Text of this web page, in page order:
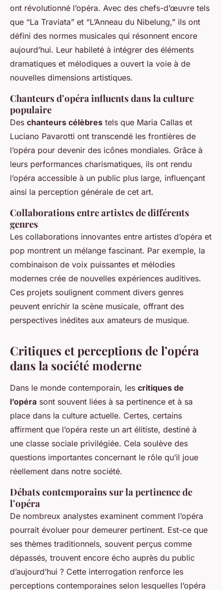
ont révolutionné l’opéra. Avec des chefs-d’œuvre tels
que “La Traviata” et “L’Anneau du Nibelung,” ils ont
défini des normes musicales qui résonnent encore
aujourd’hui. Leur habileté à intégrer des éléments
dramatiques et mélodiques a ouvert la voie à de
nouvelles dimensions artistiques.
Chanteurs d’opéra influents dans la culture
populaire
Des chanteurs célèbres tels que Maria Callas et
Luciano Pavarotti ont transcendé les frontières de
l’opéra pour devenir des icônes mondiales. Grâce à
leurs performances charismatiques, ils ont rendu
l’opéra accessible à un public plus large, influençant
ainsi la perception générale de cet art.
Collaborations entre artistes de différents
genres
Les collaborations innovantes entre artistes d’opéra et
pop montrent un mélange fascinant. Par exemple, la
combinaison de voix puissantes et mélodies
modernes crée de nouvelles expériences auditives.
Ces projets soulignent comment divers genres
peuvent enrichir la scène musicale, offrant des
perspectives inédites aux amateurs de musique.
Critiques et perceptions de l’opéra
dans la société moderne
Dans le monde contemporain, les critiques de
l’opéra sont souvent liées à sa pertinence et à sa
place dans la culture actuelle. Certes, certains
affirment que l’opéra reste un art élitiste, destiné à
une classe sociale privilégiée. Cela soulève des
questions importantes concernant le rôle qu’il joue
réellement dans notre société.
Débats contemporains sur la pertinence de
l’opéra
De nombreux analystes examinent comment l’opéra
pourrait évoluer pour demeurer pertinent. Est-ce que
ses thèmes traditionnels, souvent perçus comme
dépassés, trouvent encore écho auprès du public
d’aujourd’hui ? Cette interrogation renforce les
perceptions contemporaines selon lesquelles l’opéra